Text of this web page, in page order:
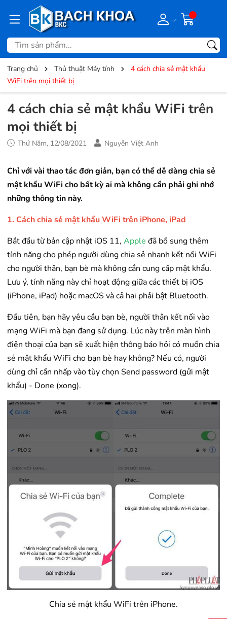
Trang chủ Thủ thuật Máy tính
4 cách chia sẻ mật khẩu
WiFi trên mọi thiết bị
4 cách chia sẻ mật khẩu WiFi trên
mọi thiết bị
Thứ Năm, 12/08/2021 Nguyễn Việt Anh
Chỉ với vài thao tác đơn giản, bạn có thể dễ dàng chia sẻ
mật khẩu WiFi cho bất kỳ ai mà không cần phải ghi nhớ
những thông tin này.
1. Cách chia sẻ mật khẩu WiFi trên iPhone, iPad
Bắt đầu từ bản cập nhật iOS 11, Apple đã bổ sung thêm
tính năng cho phép người dùng chia sẻ nhanh kết nối WiFi
cho người thân, bạn bè mà không cần cung cấp mật khẩu.
Lưu ý, tính năng này chỉ hoạt động giữa các thiết bị iOS
(iPhone, iPad) hoặc macOS và cả hai phải bật Bluetooth.
Đầu tiên, bạn hãy yêu cầu bạn bè, người thân kết nối vào
mạng WiFi mà bạn đang sử dụng. Lúc này trên màn hình
điện thoại của bạn sẽ xuất hiện thông báo hỏi có muốn chia
sẻ mật khẩu WiFi cho bạn bè hay không? Nếu có, người
dùng chỉ cần nhấp vào tùy chọn Send password (gửi mật
khẩu) - Done (xong).
Chia sẻ mật khẩu WiFi trên iPhone.